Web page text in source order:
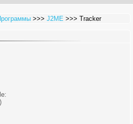
>>>J2ME >>> Tracker